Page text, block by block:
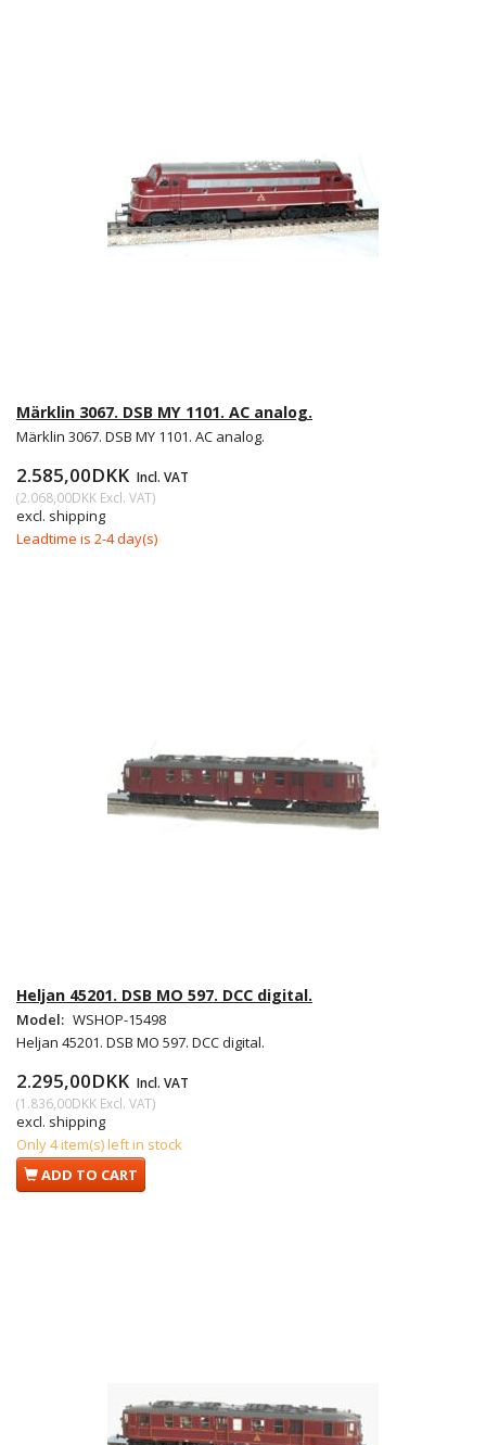
Märklin 3067. DSB MY 1101. AC analog.
Märklin 3067. DSB MY 1101. AC analog.
2.585,00DKK Incl. VAT
(2.068,00DKK Excl. VAT)
excl. shipping
Leadtime is 2-4 day(s)
Heljan 45201. DSB MO 597. DCC digital.
Model: WSHOP-15498
Heljan 45201. DSB MO 597. DCC digital.
2.295,00DKK Incl. VAT
(1.836,00DKK Excl. VAT)
excl. shipping
Only 4 item(s) left in stock
ADD TO CART